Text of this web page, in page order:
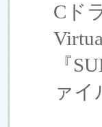
Cド
『
ァ